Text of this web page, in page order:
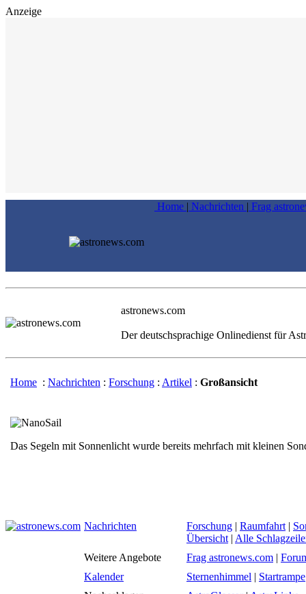
Anzeige
Home | Nachrichten | Frag
astronews.com
Der deutschsprachige Onlinedienst für
Home : Nachrichten : Forschung : Artikel : Großansicht
Das Segeln mit Sonnenlicht wurde bereits mehrfach mit kleinen
Nachrichten Forschung | Raumfahrt |
Übersicht | Alle
Weitere Angebote
Frag astronews.com |
Kalender
Sternenhimmel | Startrampe